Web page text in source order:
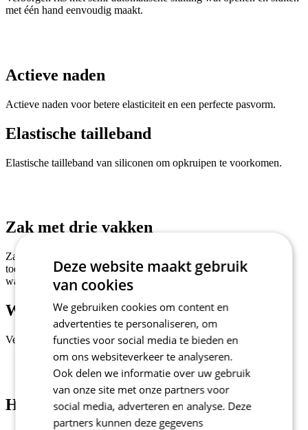
met één hand eenvoudig maakt.
Actieve naden
Actieve naden voor betere elasticiteit en een perfecte pasvorm.
Elastische tailleband
Elastische tailleband van siliconen om opkruipen te voorkomen.
Zak met drie vakken
Zak met drie vakken die dankzij de piramidevorm eenvoudig
toegankelijk is. Met verwijderbaar waterproof zakje voor
waardevolle items.
Waterbestendig zakje
Verwijderbaar en waterbestendig zakje voor waardevolle spullen.
Hoofdmaterial - CARBON Z1
Deze website maakt gebruik
van cookies
We gebruiken cookies om content en
advertenties te personaliseren, om
functies voor social media te bieden en
om ons websiteverkeer te analyseren.
Ook delen we informatie over uw gebruik
van onze site met onze partners voor
social media, adverteren en analyse. Deze
partners kunnen deze gegevens